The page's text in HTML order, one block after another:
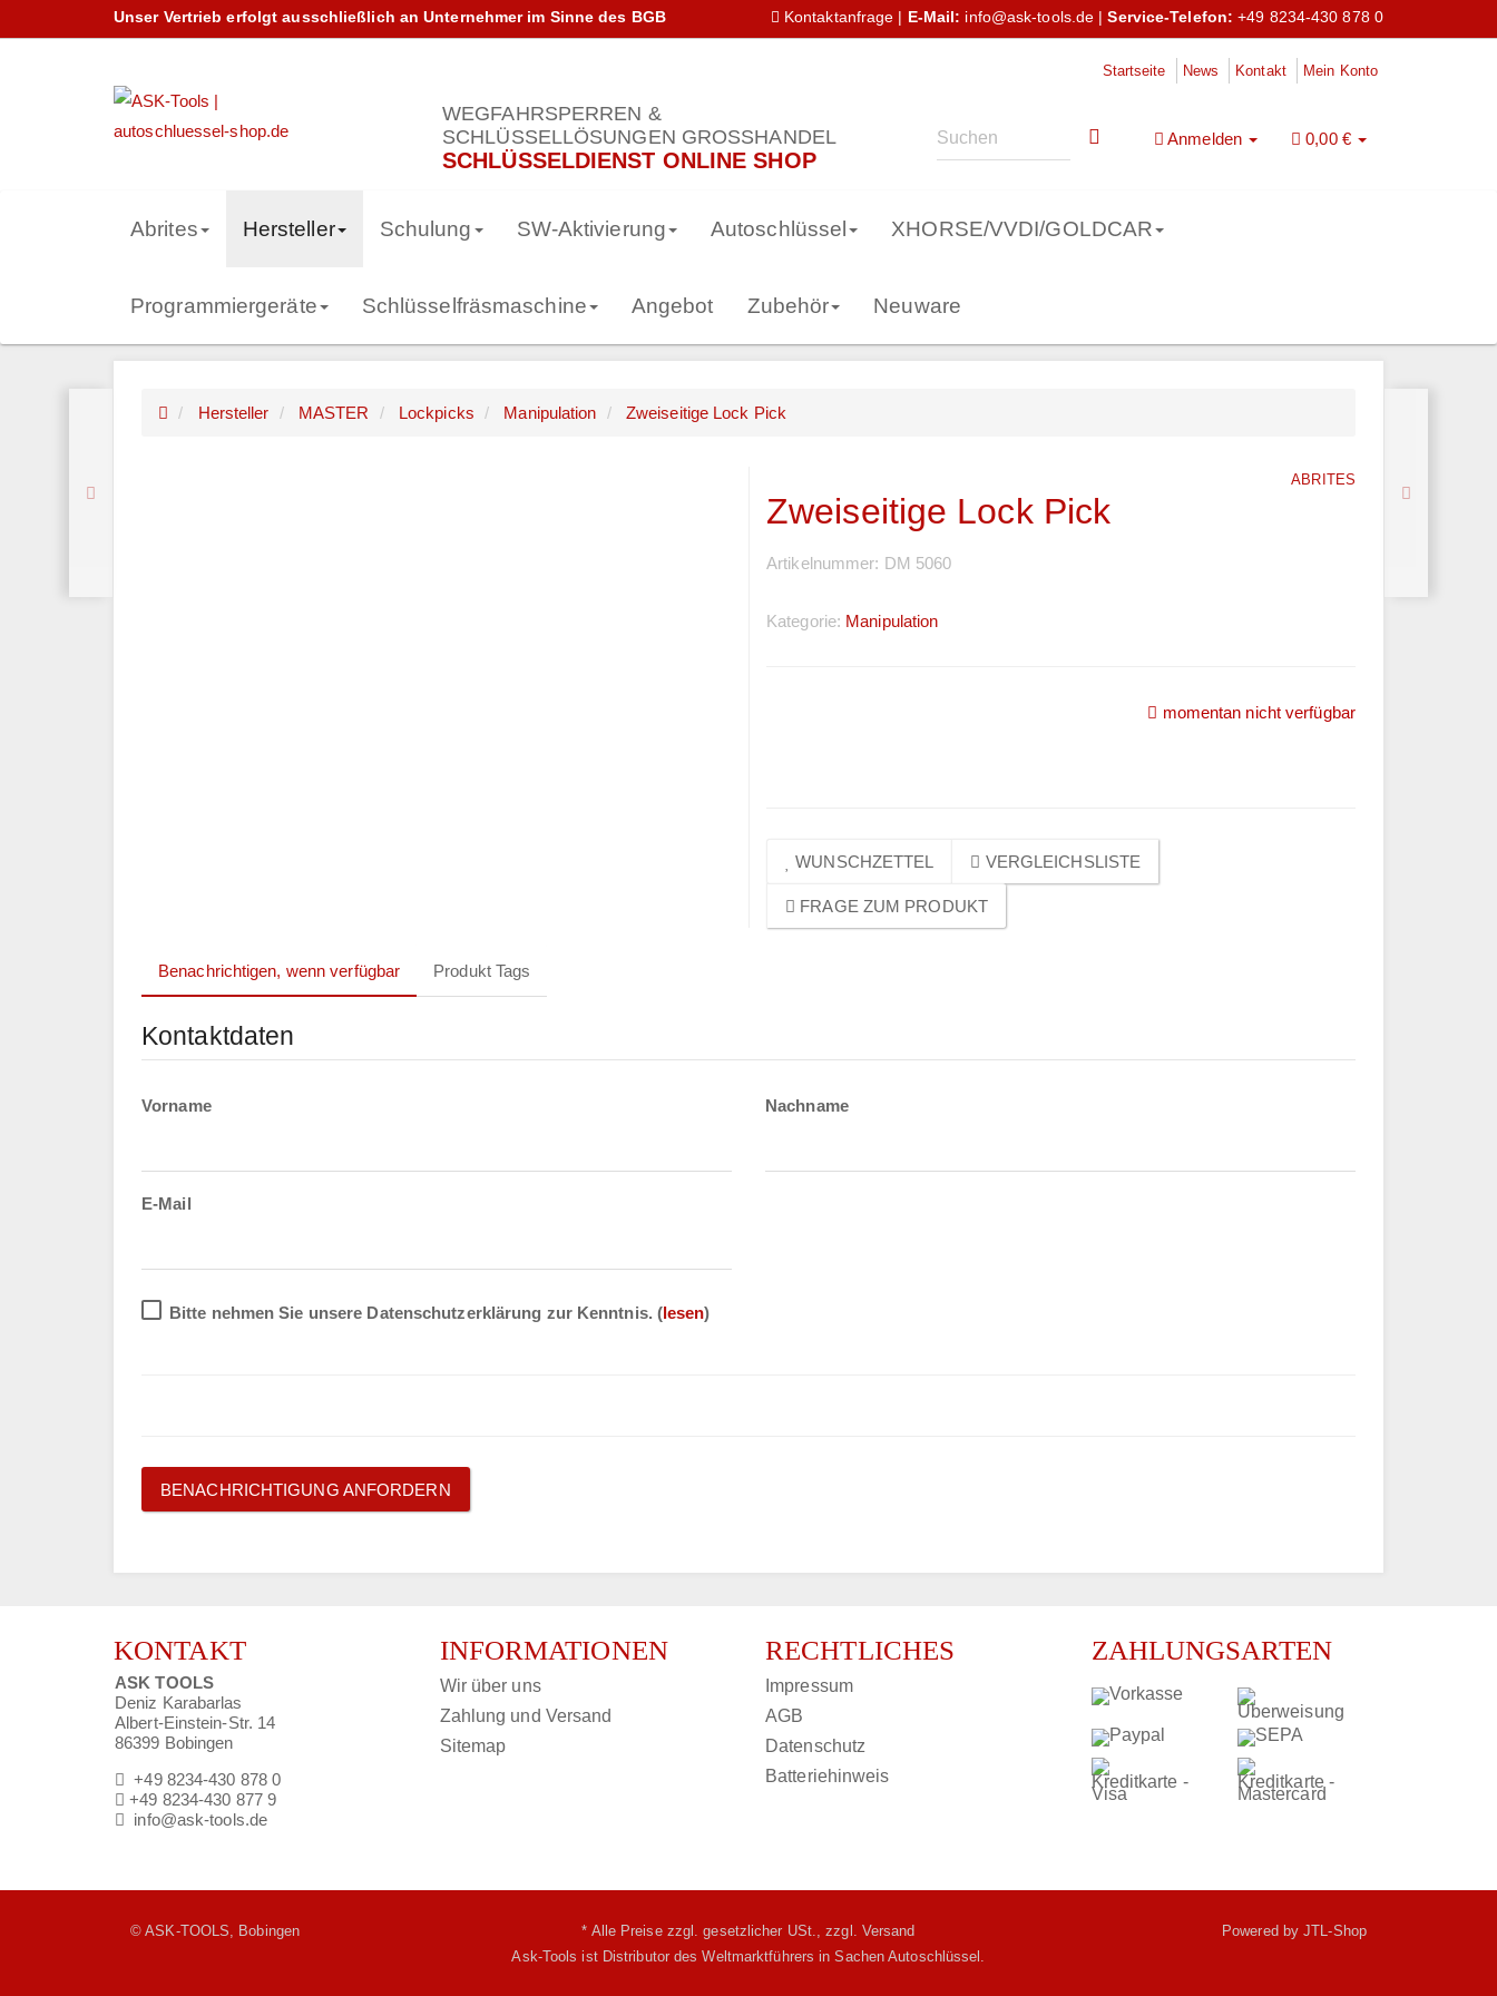
Unser Vertrieb erfolgt ausschließlich an Unternehmer im Sinne des BGB Kontaktanfrage E-Mail: info@ask-tools.de |Service-Telefon: +49 8234-430 878 0
Startseite News Kontakt Mein Konto
WEGFAHRSPERREN &
SCHLÜSSELLÖSUNGEN GROSSHANDEL
SCHLÜSSELDIENST ONLINE SHOP
Anmelden 0,00 €
Abrites Hersteller Schulung SW-Aktivierung Autoschlüssel XHORSE/VVDI/GOLDCAR
Programmiergeräte Schlüsselfräsmaschine Angebot Zubehör Neuware
Hersteller MASTER Lockpicks Manipulation Zweiseitige Lock Pick
ABRITES
Zweiseitige Lock Pick
Artikelnummer: DM 5060
Kategorie: Manipulation
momentan nicht verfügbar
WUNSCHZETTEL VERGLEICHSLISTE
FRAGE ZUM PRODUKT
Benachrichtigen, wenn verfügbar Produkt Tags
Kontaktdaten
Vorname Nachname
E-Mail
Bitte nehmen Sie unsere Datenschutzerklärung zur Kenntnis. (lesen)
BENACHRICHTIGUNG ANFORDERN
KONTAKT
ASK TOOLS
Deniz Karabarlas
Albert-Einstein-Str. 14
86399 Bobingen
+49 8234-430 878 0
+49 8234-430 877 9
info@ask-tools.de
INFORMATIONEN
Wir über uns
Zahlung und Versand
Sitemap
RECHTLICHES
Impressum
AGB
Datenschutz
Batteriehinweis
ZAHLUNGSARTEN
© ASK-TOOLS, Bobingen * Alle Preise zzgl. gesetzlicher USt.,zzgl. Versand
Ask-Tools ist Distributor des Weltmarktführers in Sachen Autoschlüssel.
Powered byJTL-Shop